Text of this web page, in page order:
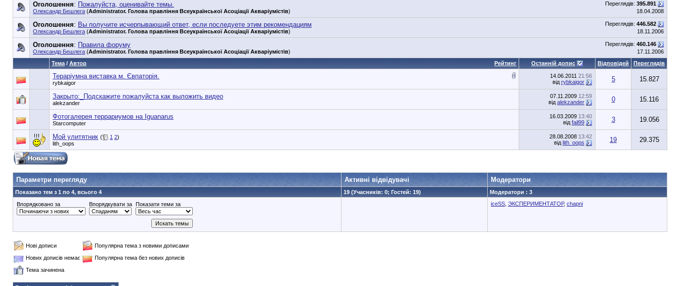
Переглядів: 395.891
Оголошення: Пожалуйста, оценивайте темы.
18.04.2008
Олександр Бешлега (Administrator. Голова правління Всеукраїнської Асоціації Акваріумістів)
Переглядів: 446.582
Оголошення: Вы получите исчерпывающий ответ, если последуете этим рекомендациям
18.11.2006
Олександр Бешлега (Administrator. Голова правління Всеукраїнської Асоціації Акваріумістів)
Переглядів: 460.146
Оголошення: Правила форуму
17.11.2006
Олександр Бешлега (Administrator. Голова правління Всеукраїнської Асоціації Акваріумістів)
Рейтинг
Тема / Автор Останній допис Відповідей Переглядів
Тераріумна виставка м. Євпаторія.
rybkaigor
14.06.2011 21:56
від rybkaigor 5 15.827
Закрыто:_ Подскажите пожалуйста как выложить видео
alekzander
07.11.2009 12:59
від alekzander 0 15.116
Фотогалерея террариумов на Iguanarus
Starcomputer
16.03.2009 13:40
від fail99 3 19.056
Мой улитятник ( 1 2)
lith_oops
28.08.2008 13:42
від lith_oops 19
29.375
90353748e6549cd1148d01dde3b3bc75
Параметри перегляду Активні відвідувачі Модератори
Показано тем з 1 по 4, всього 4 19 (Учасників: 0; Гостей: 19)
Модератори : 3
Впорядковано за
Впорядкувати за Показати теми за iceSS ЭКСПЕРИМЕНТАТОР, chapni
Нові дописи
Популярна тема з новими дописами
Нових дописів немає
Популярна тема без нових дописів
Тема зачинена